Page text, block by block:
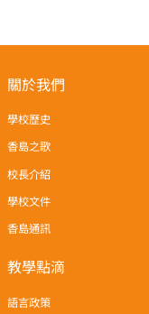
關於我們
學校歷史
香島之歌
校長介紹
學校文件
香島通訊
教學點滴
語言政策